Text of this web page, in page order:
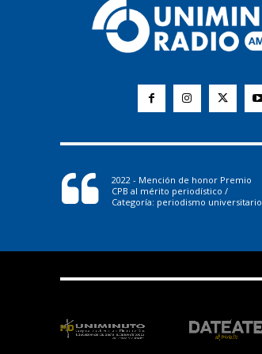
2022 - Mención de honor Premio
CPB al mérito periodístico /
Categoría: periodismo universitario